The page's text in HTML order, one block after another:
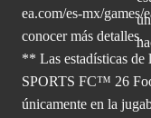
ea.com/es-mx/games/
conocer más detalles.
** Las estadísticas de
SPORTS FC™ 26
únicamente en la